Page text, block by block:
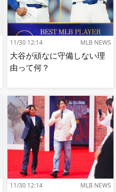
11/30 12:14 MLB NEWS
大谷が頑なに守備しない理
由って何？
11/30 12:14 MLB NEWS